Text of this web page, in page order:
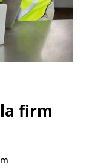
firm